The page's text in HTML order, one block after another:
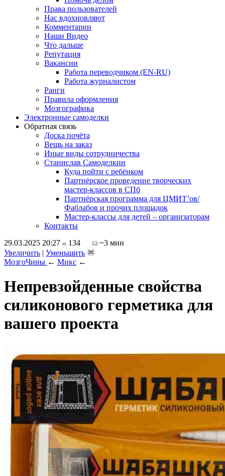
Права пользователей
Нас вдохновляют
Комментарии
Наши Видео
Что дальше
Репутация
Вакансии
Работа переводчиком (EN-RU)
Работа журналистом
Ранги
Правила оформления
Мозгографика
Электронные самоделки
Обратная связь
Доска почёта
Вещь на заказ
Иные виды сотрудничества
Станислав Самоделкин
Куда пойти с ребёнком
Партнёрское проведение творческих
мастер-классов в СПб
Партнёрская программа для ЦМИТ’ов/
Фаблабов и прочих площадок
Мастер-классы для детей – организаторам
Контакты
29.03.2025 20:27
134
~3 мин
Увеличить | Уменьшить
МозгоЧины ← Микс ←
Непревзойденные свойства
силиконового герметика для
вашего проекта